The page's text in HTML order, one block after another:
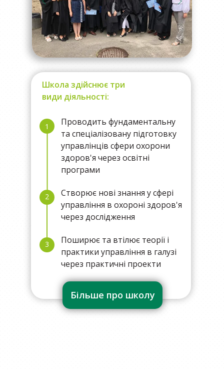
Проводить фундаментальну
та спеціалізовану підготовку
управлінців сфери охорони
здоров'я через освітні
програми
1
2
Створює нові знання у сфері
управління в охороні здоров'я
через дослідження
Поширює та втілює теорії і
практики управління в галузі
через практичні проекти
Школа здійснює три
види діяльності:
Більше про школу
3